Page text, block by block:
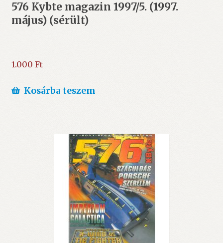
576 Kybte magazin 1997/5. (1997.
május) (sérült)
1.000 Ft
Kosárba teszem